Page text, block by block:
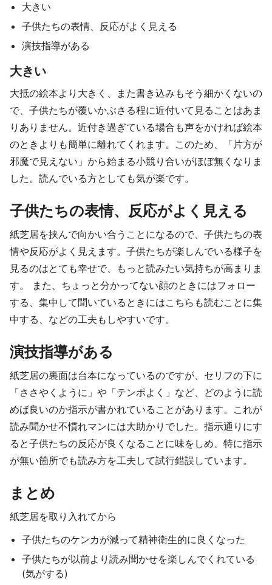
大きい
子供たちの表情、反応がよく見える
演技指導がある
大きい
大抵の絵本より大きく、また書き込みもそう細かくないの
で、子供たちが覆いかぶさる程に近付いて見ることはあま
りありません。近付き過ぎている場合も声をかければ絵本
のときよりも簡単に離れてくれます。このため、「片方が
邪魔で見えない」から始まる小競り合いがほぼ無くなりま
した。読んでいる方としても気が楽です。
子供たちの表情、反応がよく見える
紙芝居を挟んで向かい合うことになるので、子供たちの表
情や反応がよく見えます。子供たちが楽しんでいる様子を
見るのはとても幸せで、もっと読みたい気持ちが高まりま
す。 また、ちょっと分かってない顔のときにはフォロー
する、集中して聞いているときにはこちらも読むことに集
中する、などの工夫もしやすいです。
演技指導がある
紙芝居の裏面は台本になっているのですが、セリフの下に
「ささやくように」や「テンポよく」など、どのように読
めば良いのか指示が書かれていることがあります。これが
読み聞かせ不慣れマンには大助かりでした。指示通りにす
ると子供たちの反応が良くなることに味をしめ、特に指示
が無い箇所でも読み方を工夫して試行錯誤しています。
まとめ
紙芝居を取り入れてから
子供たちのケンカが減って精神衛生的に良くなった
子供たちが以前より読み聞かせを楽しんでくれている
(気がする)